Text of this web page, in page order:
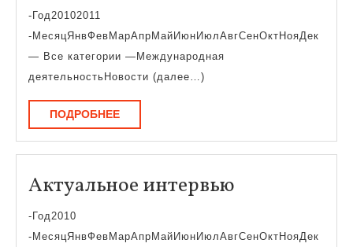
-Год20102011
-МесяцЯнвФевМарАпрМайИюнИюлАвгСенОктНояДек
— Все категории —Международная
деятельностьНовости (далее…)
ПОДРОБНЕЕПОДРОБНЕЕ
Актуальное интервью
-Год2010
-МесяцЯнвФевМарАпрМайИюнИюлАвгСенОктНояДек